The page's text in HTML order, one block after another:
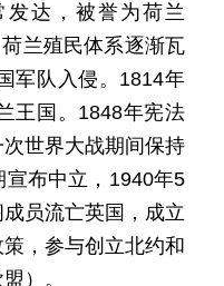
达，被誉为荷兰
兰殖民体系逐渐瓦
军队入侵。1814年
王国。1848年宪法
世界大战期间保持
布中立，1940年5
员流亡英国，成立
，参与创立北约和
）。